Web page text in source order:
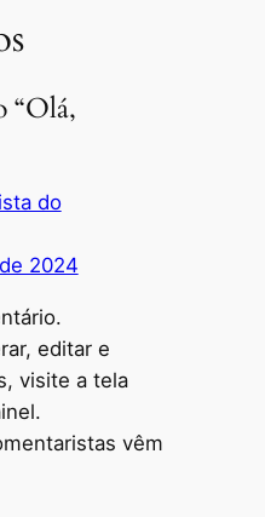
“Olá,
do
2024
editar e
visite a tela
vêm